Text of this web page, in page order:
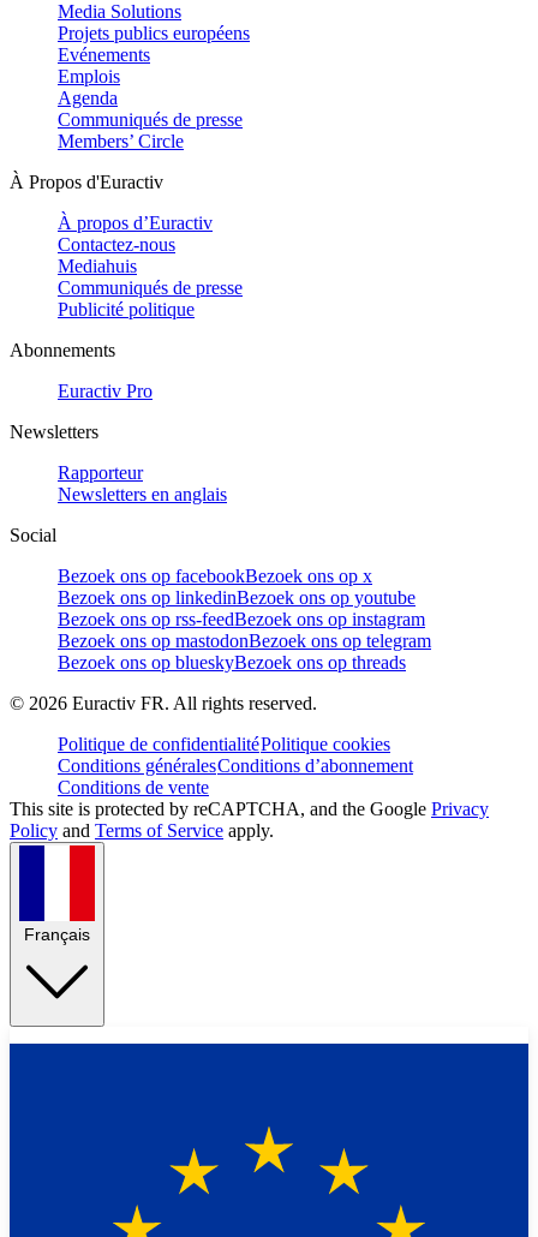
Media Solutions
Projets publics européens
Evénements
Emplois
Agenda
Communiqués de presse
Members’ Circle
À Propos d'Euractiv
À propos d’Euractiv
Contactez-nous
Mediahuis
Communiqués de presse
Publicité politique
Abonnements
Euractiv Pro
Newsletters
Rapporteur
Newsletters en anglais
Social
Bezoek ons op facebookBezoek ons op x
Bezoek ons op linkedinBezoek ons op youtube
Bezoek ons op rss-feedBezoek ons op instagram
Bezoek ons op mastodonBezoek ons op telegram
Bezoek ons op blueskyBezoek ons op threads
© 2026 Euractiv FR. All rights reserved.
Politique de confidentialitéPolitique cookies
Conditions généralesConditions d’abonnement
Conditions de vente
This site is protected by reCAPTCHA, and the Google Privacy
Policy and Terms of Service apply.
Français